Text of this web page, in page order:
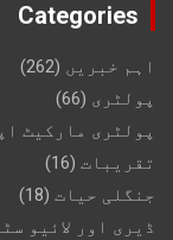
Categories
اہم خبریں (262)
پولٹری (66)
پولٹری مارکیٹ
تقریبات (16)
جنگلی حیات (18)
ڈیری اور لائیو